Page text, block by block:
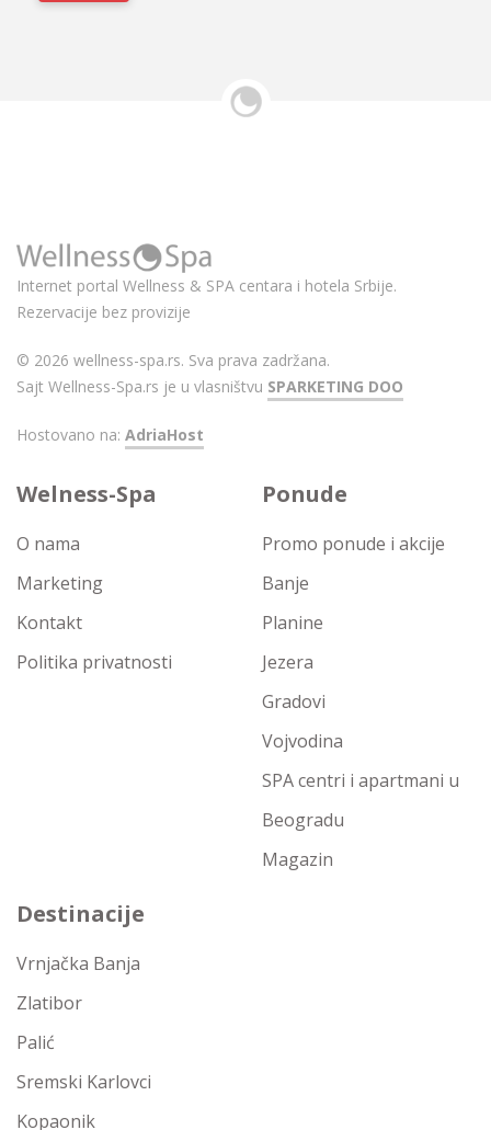
Internet portal Wellness & SPA centara i hotela Srbije.
Rezervacije bez provizije
© 2026 wellness-spa.rs. Sva prava zadržana.
Sajt Wellness-Spa.rs je u vlasništvu SPARKETING DOO
Hostovano na: AdriaHost
Welness-Spa
O nama
Marketing
Kontakt
Politika privatnosti
Ponude
Promo ponude i akcije
Banje
Planine
Jezera
Gradovi
Vojvodina
SPA centri i apartmani u
Beogradu
Magazin
Destinacije
Vrnjačka Banja
Zlatibor
Palić
Sremski Karlovci
Kopaonik